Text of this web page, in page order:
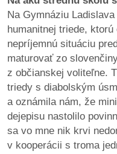
Na Gymnáziu
humanitnej triede,
nepríjemnú situáciu
maturovať zo
z občianskej voliteľne.
triedy s diabolským
a oznámila nám, že
dejepisu nastolilo
sa vo mne nik krvi
v kooperácii s troma